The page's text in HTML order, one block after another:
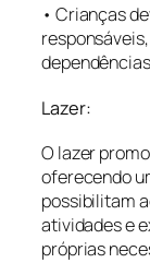
• Crianças
Lazer:
O lazer
oferecendo
possibilitam
atividades e
próprias